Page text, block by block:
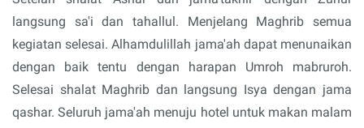
langsung sa'i dan tahallul. Menjelang Maghrib semua
kegiatan selesai. Alhamdulillah jama'ah dapat menunaikan
dengan baik tentu dengan harapan Umroh mabruroh.
Selesai shalat Maghrib dan langsung Isya dengan jama
qashar. Seluruh jama'ah menuju hotel untuk makan malam